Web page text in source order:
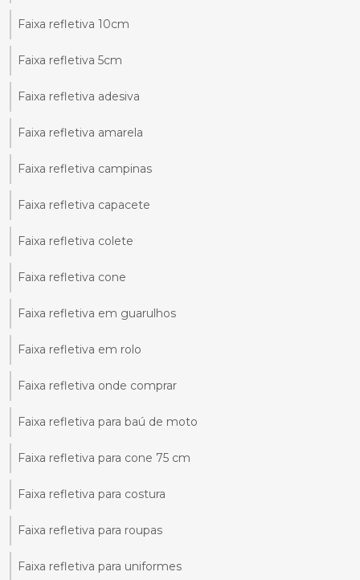
Faixa refletiva 10cm
Faixa refletiva 5cm
Faixa refletiva adesiva
Faixa refletiva amarela
Faixa refletiva campinas
Faixa refletiva capacete
Faixa refletiva colete
Faixa refletiva cone
Faixa refletiva em guarulhos
Faixa refletiva em rolo
Faixa refletiva onde comprar
Faixa refletiva para baú de moto
Faixa refletiva para cone 75 cm
Faixa refletiva para costura
Faixa refletiva para roupas
Faixa refletiva para uniformes